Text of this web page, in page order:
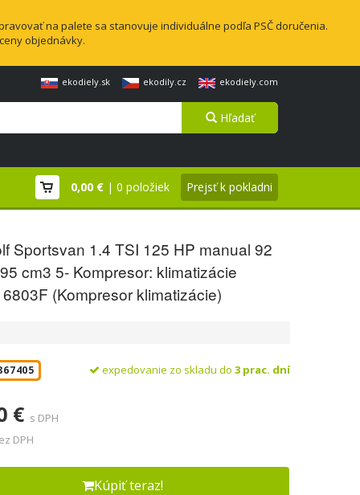
na palete sa stanovuje individuálne podľa PSČ doručenia.
objednávky.
ekodiely.sk ekodily.cz ekodiely.com
Hľadať
0,00 € | 0 položiek Prejsť k pokladni
Sportsvan 1.4 TSI 125 HP manual 92
cm3 5- Kompresor: klimatizácie
(Kompresor klimatizácie)
expedovanie zo skladu do 3 prac. dní
€ s DPH
DPH
Kúpiť teraz!